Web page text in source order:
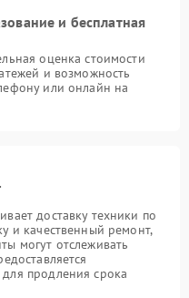
и бесплатная
оценка стоимости
и возможность
или онлайн на
доставку техники по
и качественный ремонт,
могут отслеживать
продления срока